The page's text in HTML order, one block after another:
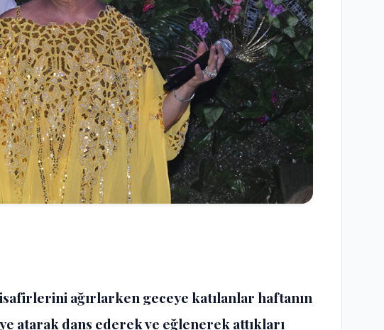
ağırlarken geceye katılanlar haftanın
atarak dans ederek ve eğlenerek attıkları